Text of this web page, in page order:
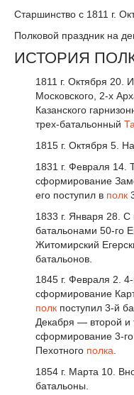
Старшинство с 1811 г.
Полковой праздник на
ИСТОРИЯ
1811 г. Октября 20.
Московского, 2-х
Казанского
трех-батальонный
1815 г. Октября 5.
1831 г. Февраля 14.
сформирование
его поступил в полк
1833 г. Января 28.
батальонами 50-го
Житомирский
батальонов.
1845 г. Февраля 2.
сформирование
полк поступил 3-й
Декабря — второй и
сформирование 3-го
Пехотного полка.
1854 г. Марта 10.
батальоны.